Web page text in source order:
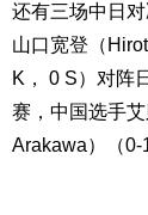
还有三场中日
山口宽登（
K， 0 S）对阵
赛，中国选手
Arakawa）（0-